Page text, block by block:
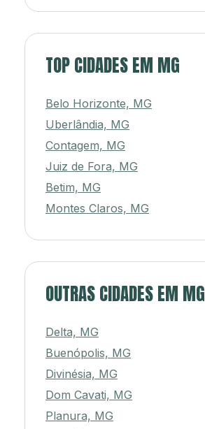
TOP CIDADES EM MG
Belo Horizonte, MG
Uberlândia, MG
Contagem, MG
Juiz de Fora, MG
Betim, MG
Montes Claros, MG
OUTRAS CIDADES EM MG
Delta, MG
Buenópolis, MG
Divinésia, MG
Dom Cavati, MG
Planura, MG